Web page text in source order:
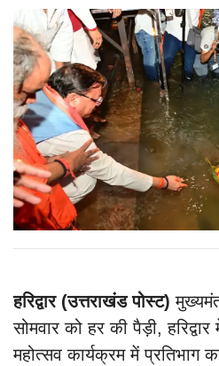
हरिद्वार (उत्तराखंड पोस्ट)
सोमवार को हर की पैड़ी,
महोत्सव कार्यक्रम में प्रतिभाग